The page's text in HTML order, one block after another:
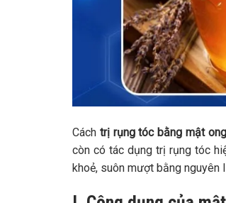
Cách trị rụng tóc bằng mật ong
còn có tác dụng trị rụng tóc
khoẻ, suôn mượt bằng nguyên